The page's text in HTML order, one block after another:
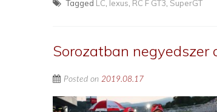
Tagged LC, lexus, RC F GT3, SuperGT
Sorozatban negyedszer
Posted on 2019.08.17